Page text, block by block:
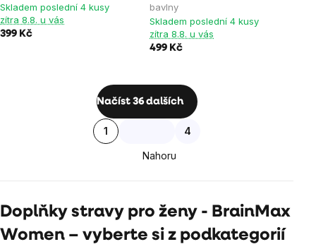
Skladem poslední 4 kusy
zítra 8.8. u vás
399 Kč
bavlny
Skladem poslední 4 kusy
zítra 8.8. u vás
499 Kč
Ovládací
výpisu
Načíst 36 dalších
Stránkování
1 4
Nahoru
Doplňky stravy pro ženy - BrainMax
Women – vyberte si z podkategorií